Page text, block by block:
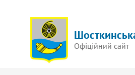
Офіційний сайт